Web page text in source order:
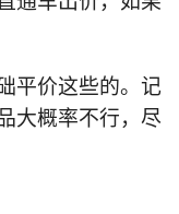
平价这些的。记
大概率不行，尽